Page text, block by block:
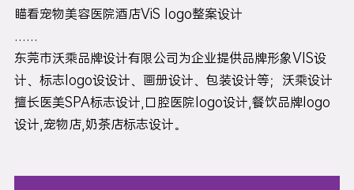
瞄看宠物美容医院酒店ViS logo整案设计
东莞市沃乘品牌设计有限公司为企业提供品牌形象VIS设
计、标志logo设设计、画册设计、包装设计等；沃乘设计
擅长医美SPA标志设计,口腔医院logo设计,餐饮品牌logo
设计,宠物店,奶茶店标志设计。